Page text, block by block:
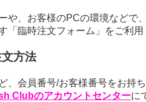
や、お客様のPCの環境などで
「臨時注文フォーム」をご利
方法
、会員番号/お客様番号をお持
Clubのアカウントセンターに